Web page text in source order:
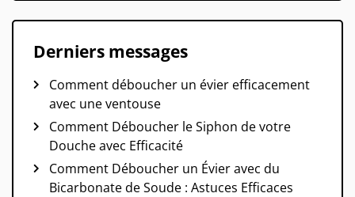
Derniers messages
Comment déboucher un évier efficacement
avec une ventouse
Comment Déboucher le Siphon de votre
Douche avec Efficacité
Comment Déboucher un Évier avec du
Bicarbonate de Soude : Astuces Efficaces